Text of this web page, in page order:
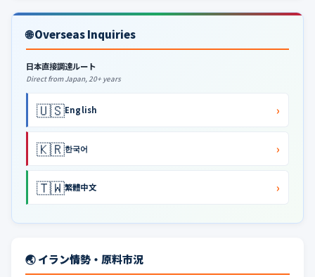
🌐 Overseas Inquiries
日本直接調達ルート
Direct from Japan, 20+ years
🇺🇸English ›
🇰🇷한국어 ›
🇹🇼繁體中文 ›
🌏 イラン情勢・原料市況